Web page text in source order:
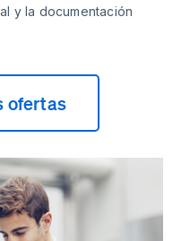
y la documentación
ofertas